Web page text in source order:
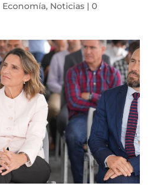
Economía, Noticias| 0